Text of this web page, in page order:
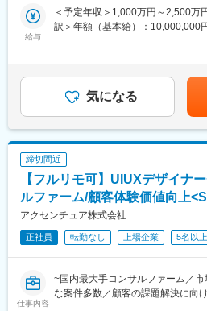
ます。
てトップクラスシェアを維持。
2002年の創業以来、培った実績と
ロジーを活用し、営業部門のパフ
顧客体験価値向上のために、“ど
く“どうしたら新しい顧客体験を提
◆業務内容
サービスとユーザーとのあらゆる
結びつけ、「あるべき未来」を設
験へと具現化していきます。
また、AIをはじめとする新しいテ
入れながら、直感的で寄り添う体
・体験コンセプト・UX方針の策定
・チームとの共創・合意形成
・実装フェーズにおけるデザイン
給与
＜予定年収＞1,000万円～2,500万
訳＞年額（基本給）：10,000,000
月給(月額)は固定手当を含めた表
気になる
締切間近
【フルリモ可】UIUXデザイナ
ルファーム/顧客体験価値向上
アクセンチュア株式会社
正社員 転勤なし 上場企業 5名以
仕事内容
~国内最大手コンサルファーム／
な案件多数／顧客の課題解決に向